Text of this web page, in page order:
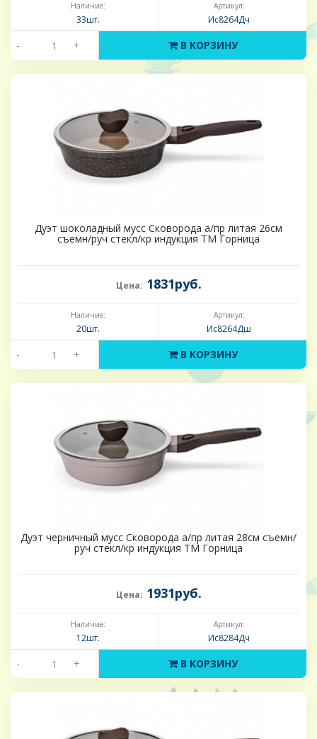
Наличие:
33шт.
Артикул:
Ис8264Дч
- + В КОРЗИНУ
Дуэт шоколадный мусс Сковорода а/пр литая 26см
съемн/руч стекл/кр индукция ТМ Горница
Цена: 1831руб.
Наличие:
20шт.
Артикул:
Ис8264Дш
- + В КОРЗИНУ
Дуэт черничный мусс Сковорода а/пр литая 28см съемн/
руч стекл/кр индукция ТМ Горница
Цена: 1931руб.
Наличие:
12шт.
Артикул:
Ис8284Дч
- + В КОРЗИНУ